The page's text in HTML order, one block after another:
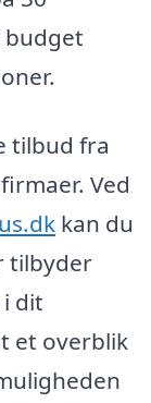
budget
tilbud fra
Ved
kan du
tilbyder
i dit
et overblik